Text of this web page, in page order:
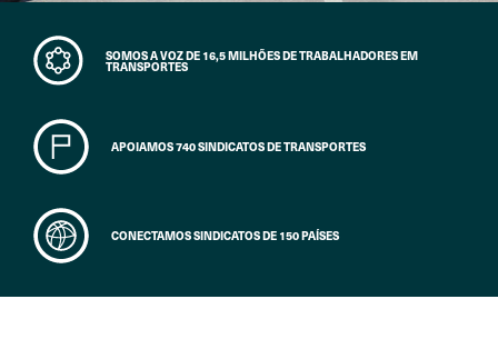
SOMOS A VOZ DE 16,5 MILHÕES DE TRABALHADORES EM
TRANSPORTES
APOIAMOS 740 SINDICATOS DE TRANSPORTES
CONECTAMOS SINDICATOS DE 150 PAÍSES